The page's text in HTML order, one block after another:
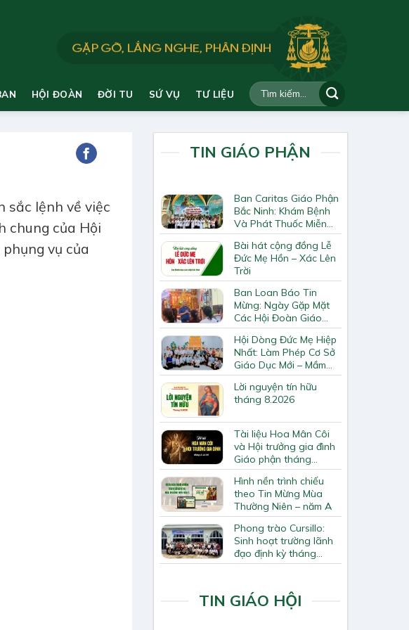
HỘI ĐOÀN ĐỜI TU SỨ VỤ TƯ LIỆU
sắc lệnh về việc
chung của Hội
vụ của
TIN GIÁO PHẬN
Ban Caritas Giáo Phận
Bắc Ninh: Khám Bệnh
Và Phát Thuốc Miễn
Phí Tại Giáo Xứ Đồng
Chương
Bài hát cộng đồng Lễ
Đức Mẹ Hồn – Xác Lên
Trời
Ban Loan Báo Tin
Mừng: Ngày Gặp Mặt
Các Hội Đoàn Giáo
Hạt Bắc Giang
Hội Dòng Đức Mẹ Hiệp
Nhất: Làm Phép Cơ Sở
Giáo Dục Mới – Mầm
Non Thiên Ân
Lời nguyện tín hữu
tháng 8.2026
Tài liệu Hoa Mân Côi
và Hội trưởng gia đình
Giáo phận tháng
8.2026
Hình nền trình chiếu
theo Tin Mừng Mùa
Thường Niên – năm A
Phong trào Cursillo:
Sinh hoạt trường lãnh
đạo định kỳ tháng
7/2026
TIN GIÁO HỘI